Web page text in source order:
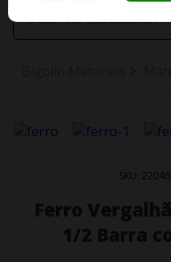
SKU: 22046